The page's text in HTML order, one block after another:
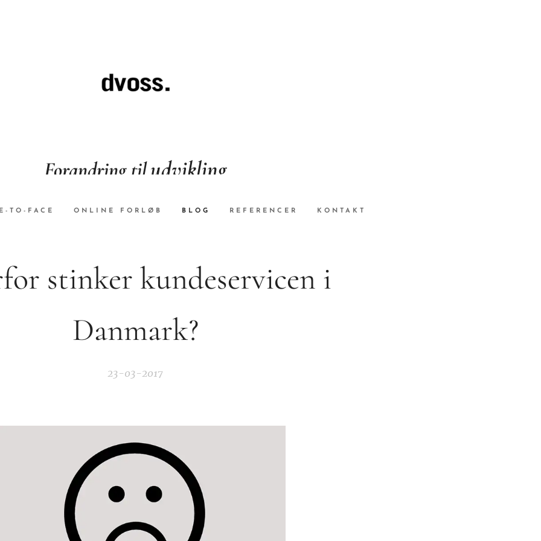
Forandring tiludvikling
TO-FACE ONLINE FORLØB BLOG REFERENCER KONTAKT
stinker kundeservicen i
Danmark?
23-03-2017